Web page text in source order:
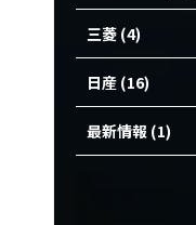
三菱 (4)
日産 (16)
最新情報 (1)